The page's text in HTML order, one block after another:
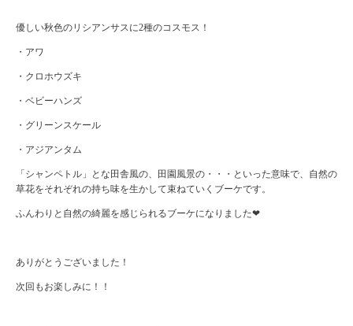
優しい秋色のリシアンサスに2種のコスモス！
・アワ
・クロホウズキ
・ベビーハンズ
・グリーンスケール
・アジアンタム
「シャンペトル」とな田舎風の、田園風景の・・・といった意味で、自然の
草花をそれぞれの持ち味を生かして束ねていくブーケです。
ふんわりと自然の綺麗を感じられるブーケになりました❤︎
ありがとうございました！
次回もお楽しみに！！